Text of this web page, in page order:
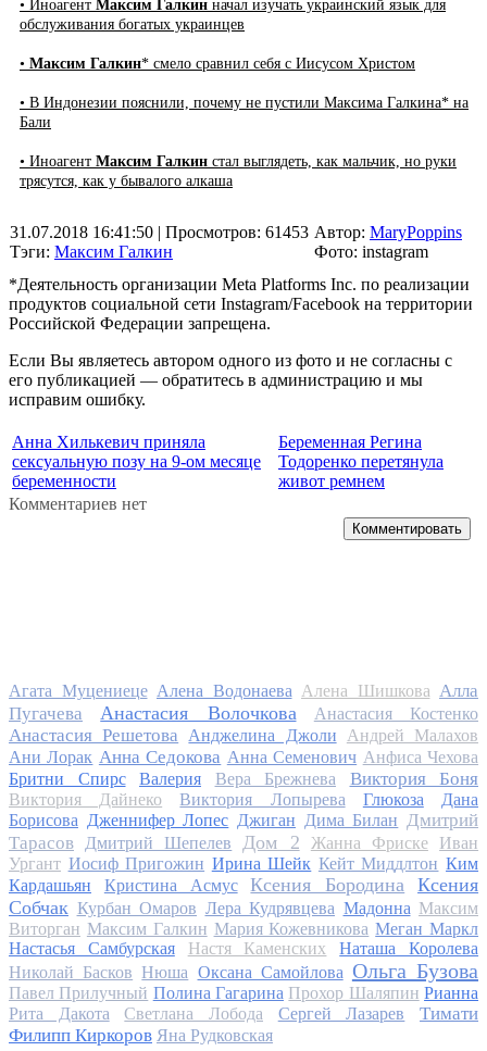
• Иноагент Максим Галкин начал изучать украинский язык для
обслуживания богатых украинцев
• Максим Галкин* смело сравнил себя с Иисусом Христом
• В Индонезии пояснили, почему не пустили Максима Галкина* на
Бали
• Иноагент Максим Галкин стал выглядеть, как мальчик, но руки
трясутся, как у бывалого алкаша
31.07.2018 16:41:50 | Просмотров: 61453
Тэги: Максим Галкин
Автор: MaryPoppins
Фото: instagram
*Деятельность организации Meta Platforms Inc. по реализации
продуктов социальной сети Instagram/Facebook на территории
Российской Федерации запрещена.
Если Вы являетесь автором одного из фото и не согласны с
его публикацией — обратитесь в администрацию и мы
исправим ошибку.
Анна Хилькевич приняла
сексуальную позу на 9-ом месяце
беременности
Беременная Регина
Тодоренко перетянула
живот ремнем
Комментариев нет
Комментировать
Агата Муцениеце Алена Водонаева Алена Шишкова Алла
Пугачева
Анастасия Волочкова Анастасия Костенко
Анастасия Решетова Анджелина Джоли
Андрей Малахов
Ани Лорак Анна Седокова Анна Семенович Анфиса Чехова
Бритни Спирс
Валерия Вера Брежнева Виктория Боня
Виктория Дайнеко Виктория Лопырева Глюкоза
Дана
Борисова Дженнифер Лопес Джиган Дима Билан Дмитрий
Тарасов
Дмитрий Шепелев Дом 2 Жанна Фриске
Иван
Ургант Иосиф Пригожин Ирина Шейк Кейт Миддлтон Ким
Кардашьян
Кристина Асмус Ксения Бородина
Ксения
Собчак Курбан Омаров Лера Кудрявцева Мадонна Максим
Виторган Максим Галкин Мария Кожевникова Меган Маркл
Настасья Самбурская
Настя Каменских
Наташа Королева
Николай Басков Нюша Оксана Самойлова Ольга Бузова
Павел Прилучный Полина Гагарина Прохор Шаляпин Рианна
Рита Дакота
Светлана Лобода Сергей Лазарев
Тимати
Филипп Киркоров Яна Рудковская